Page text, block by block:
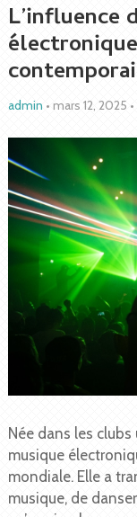
L’influence
admin • mars 12, 2025 •
Née dans les
musique
mondiale. Elle a
musique, de